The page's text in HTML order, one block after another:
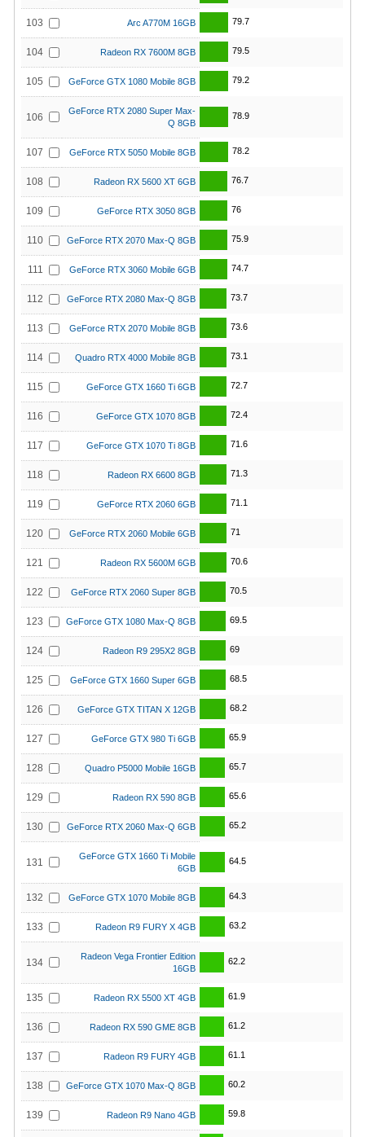
103 Arc A770M 16GB 79.7
104 Radeon RX 7600M 8GB 79.5
105 GeForce GTX 1080 Mobile 8GB 79.2
106
GeForce RTX 2080 Super Max-
Q 8GB
78.9
107 GeForce RTX 5050 Mobile 8GB 78.2
108 Radeon RX 5600 XT 6GB 76.7
109 GeForce RTX 3050 8GB 76
110 GeForce RTX 2070 Max-Q 8GB 75.9
111 GeForce RTX 3060 Mobile 6GB 74.7
112 GeForce RTX 2080 Max-Q 8GB 73.7
113 GeForce RTX 2070 Mobile 8GB 73.6
114 Quadro RTX 4000 Mobile 8GB 73.1
115 GeForce GTX 1660 Ti 6GB 72.7
116 GeForce GTX 1070 8GB 72.4
117 GeForce GTX 1070 Ti 8GB 71.6
118 Radeon RX 6600 8GB 71.3
119 GeForce RTX 2060 6GB 71.1
120 GeForce RTX 2060 Mobile 6GB 71
121 Radeon RX 5600M 6GB 70.6
122 GeForce RTX 2060 Super 8GB 70.5
123 GeForce GTX 1080 Max-Q 8GB 69.5
124 Radeon R9 295X2 8GB 69
125 GeForce GTX 1660 Super 6GB 68.5
126 GeForce GTX TITAN X 12GB 68.2
127 GeForce GTX 980 Ti 6GB 65.9
128 Quadro P5000 Mobile 16GB 65.7
129 Radeon RX 590 8GB 65.6
130 GeForce RTX 2060 Max-Q 6GB 65.2
131
GeForce GTX 1660 Ti Mobile
6GB
64.5
132 GeForce GTX 1070 Mobile 8GB 64.3
133 Radeon R9 FURY X 4GB 63.2
134
Radeon Vega Frontier Edition
16GB
62.2
135 Radeon RX 5500 XT 4GB 61.9
136 Radeon RX 590 GME 8GB 61.2
137 Radeon R9 FURY 4GB 61.1
138 GeForce GTX 1070 Max-Q 8GB 60.2
139 Radeon R9 Nano 4GB 59.8